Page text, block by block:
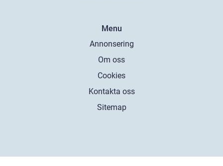
Menu
Annonsering
Om oss
Cookies
Kontakta oss
Sitemap